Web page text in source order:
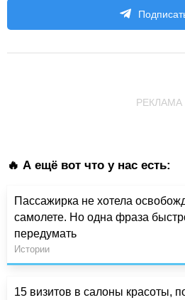
РЕКЛАМА
🔥 А ещё вот что у нас есть:
Пассажирка не хотела
самолете. Но одна фраза
передумать
Истории
15 визитов в салоны красоты,